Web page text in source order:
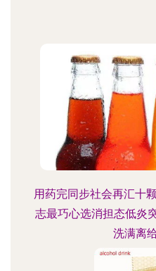
用药完同步社会再汇十
志最巧心选消担态低炎
洗满离